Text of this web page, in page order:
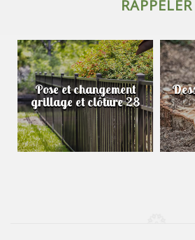
Pose et changement
grillage et clôture 28